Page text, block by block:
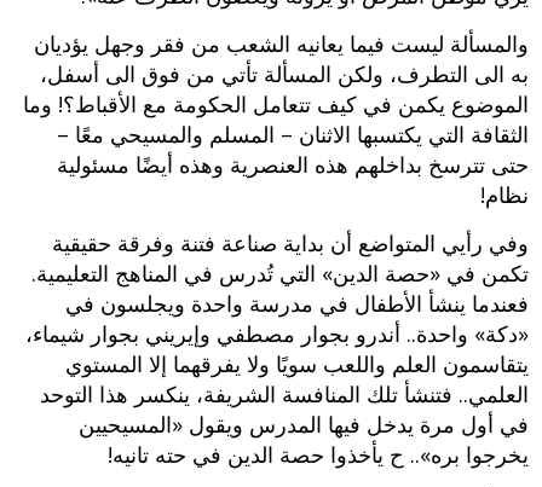
والمسألة ليست فيما يعانيه الشعب من فقر وجهل يؤديان
به الى التطرف، ولكن المسألة تأتي من فوق الى أسفل،
الموضوع يكمن في كيف تتعامل الحكومة مع الأقباط؟! وما
الثقافة التي يكتسبها الاثنان – المسلم والمسيحي معًا –
حتى تترسخ بداخلهم هذه العنصرية وهذه أيضًا مسئولية
نظام!
وفي رأيي المتواضع أن بداية صناعة فتنة وفرقة حقيقية
تكمن في «حصة الدين» التي تُدرس في المناهج التعليمية.
فعندما ينشأ الأطفال في مدرسة واحدة ويجلسون في
«دكة» واحدة.. أندرو بجوار مصطفي وإيريني بجوار شيماء،
يتقاسمون العلم واللعب سويًا ولا يفرقهما إلا المستوي
العلمي.. فتنشأ تلك المنافسة الشريفة، ينكسر هذا التوحد
في أول مرة يدخل فيها المدرس ويقول «المسيحيين
يخرجوا بره».. ح يأخذوا حصة الدين في حته تانيه!